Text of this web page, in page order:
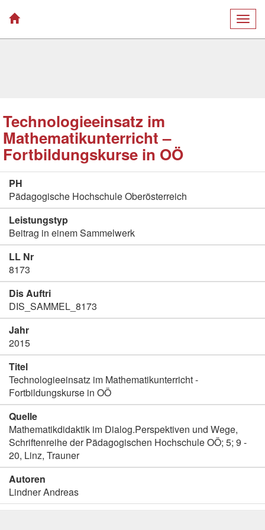
Technologieeinsatz im
Mathematikunterricht –
Fortbildungskurse in OÖ
PH
Pädagogische Hochschule Oberösterreich
Leistungstyp
Beitrag in einem Sammelwerk
LL Nr
8173
Dis Auftri
DIS_SAMMEL_8173
Jahr
2015
Titel
Technologieeinsatz im Mathematikunterricht -
Fortbildungskurse in OÖ
Quelle
Mathematikdidaktik im Dialog.Perspektiven und Wege,
Schriftenreihe der Pädagogischen Hochschule OÖ; 5; 9 -
20, Linz, Trauner
Autoren
Lindner Andreas